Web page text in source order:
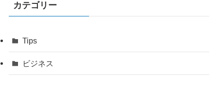
カテゴリー
Tips
ビジネス